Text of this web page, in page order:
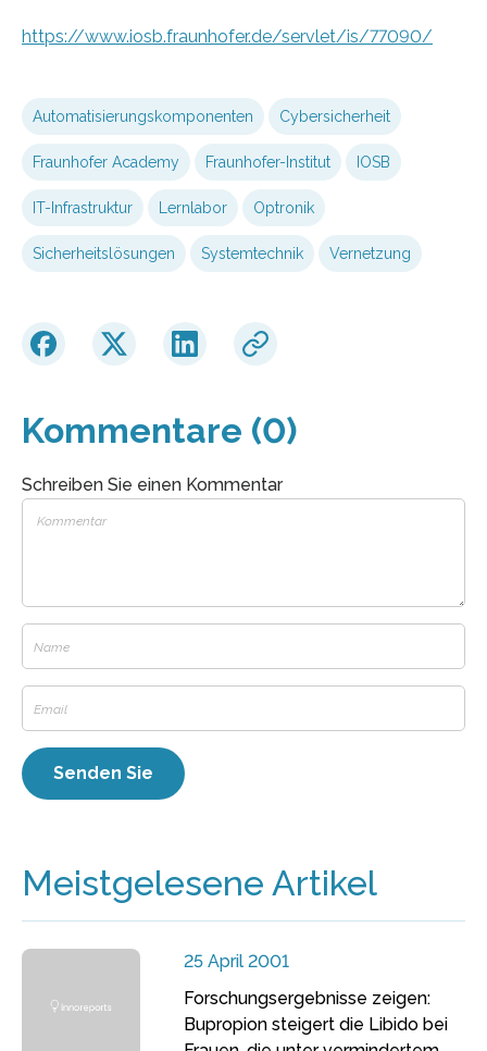
https://www.iosb.fraunhofer.de/servlet/is/77090/
Automatisierungskomponenten Cybersicherheit
Fraunhofer Academy Fraunhofer-Institut IOSB
IT-Infrastruktur Lernlabor Optronik
Sicherheitslösungen Systemtechnik Vernetzung
Kommentare (0)
Schreiben Sie einen Kommentar
Meistgelesene Artikel
25 April 2001
Forschungsergebnisse zeigen:
Bupropion steigert die Libido bei